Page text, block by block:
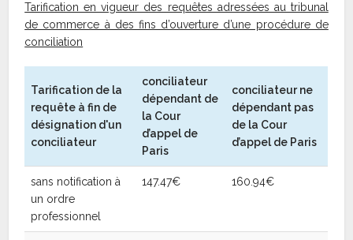
Tarification en vigueur des requêtes adressées au tribunal
de commerce à des fins d’ouverture d’une procédure de
conciliation
Tarification de la
requête à fin de
désignation d'un
conciliateur
conciliateur
dépendant de
la Cour
d’appel de
Paris
conciliateur ne
dépendant pas
de la Cour
d’appel de Paris
sans notification à
un ordre
professionnel
147.47€ 160.94€